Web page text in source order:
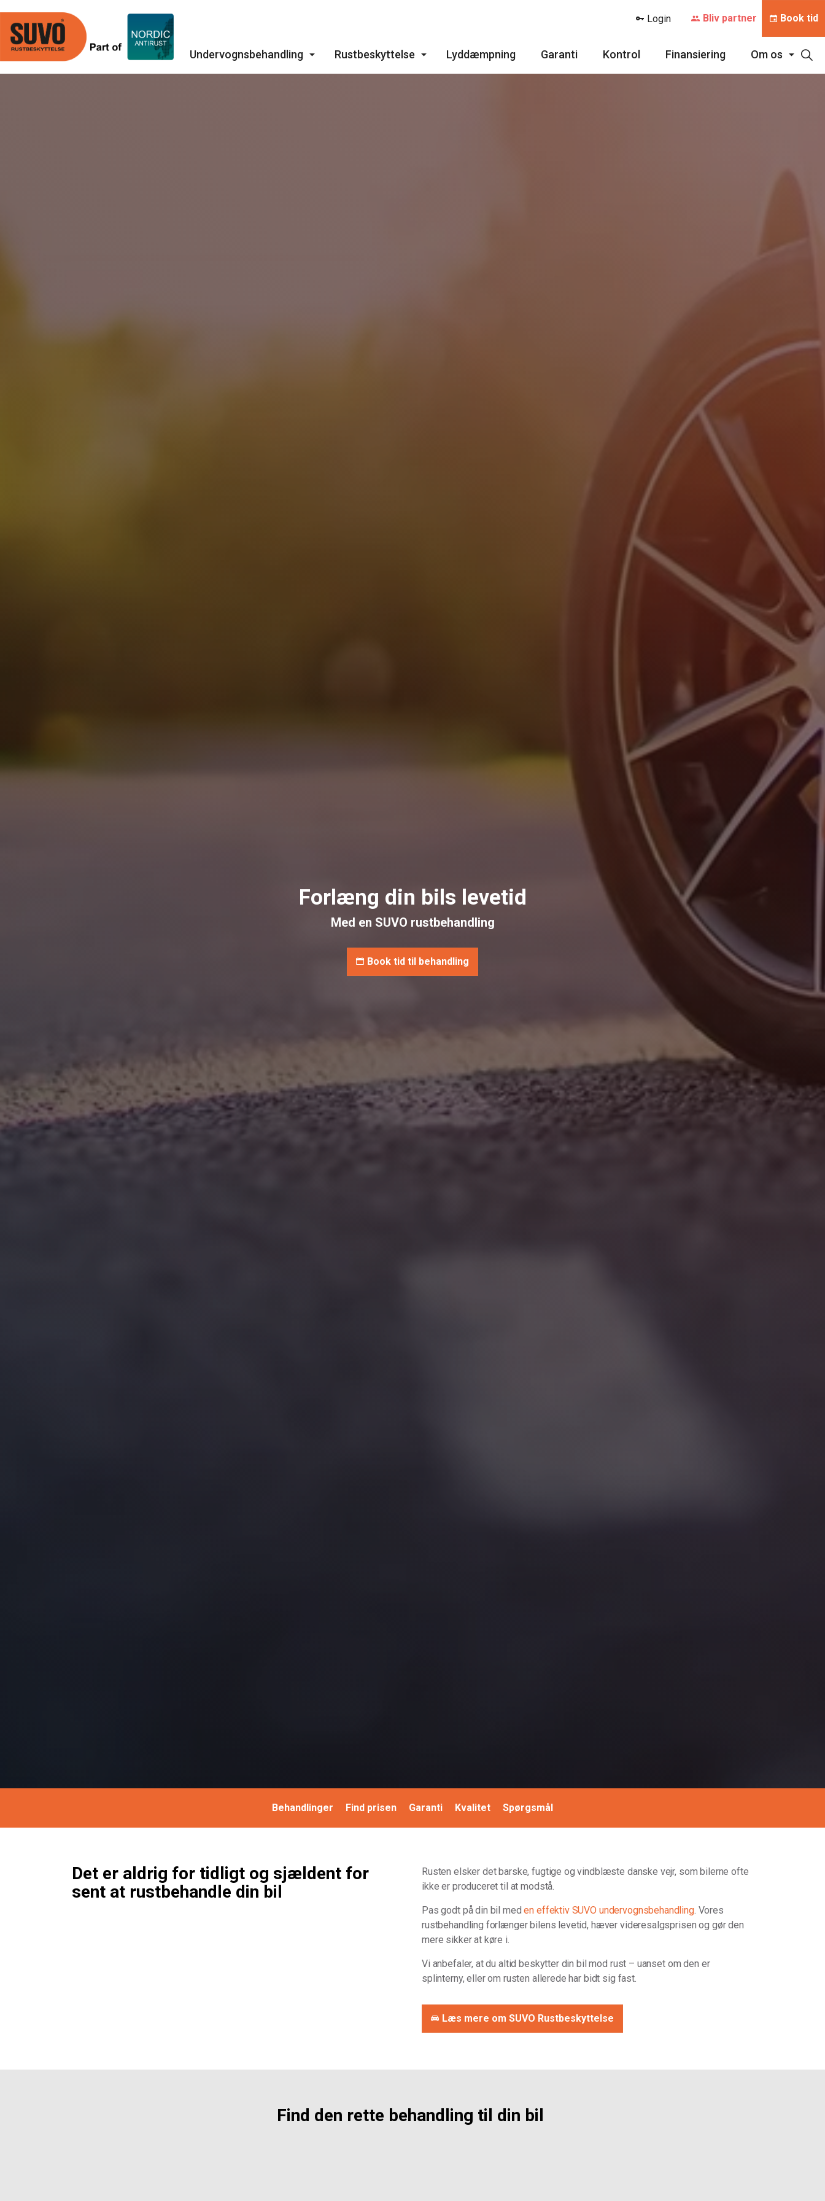
Undervognsbehandling Rustbeskyttelse Lyddæmpning Garanti Kontrol Finansiering Om os
Login Bliv partner Book tid
Forlæng din bils levetid
Med en SUVO rustbehandling
Book tid til behandling
Behandlinger Find prisen Garanti Kvalitet Spørgsmål
Det er aldrig for tidligt og sjældent for
sent at rustbehandle din bil
Rusten elsker det barske, fugtige og vindblæste danske vejr, som bilerne ofte
ikke er produceret til at modstå.
Pas godt på din bil meden effektiv SUVO undervognsbehandling. Vores
rustbehandling forlænger bilens levetid, hæver videresalgsprisen og gør den
mere sikker at køre i.
Vi anbefaler, at du altid beskytter din bil mod rust – uanset om den er
splinterny, eller om rusten allerede har bidt sig fast.
Læs mere om SUVO Rustbeskyttelse
Find den rette behandling til din bil